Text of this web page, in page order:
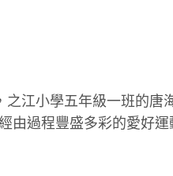
江小學五年級一班的唐
過程豐盛多彩的愛好